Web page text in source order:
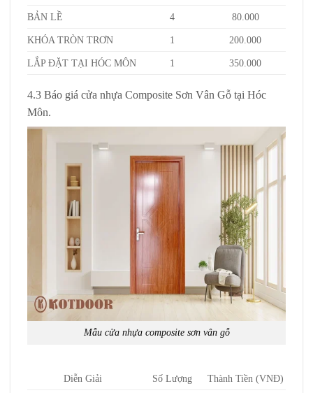
BẢN LỀ 4 80.000
KHÓA TRÒN TRƠN 1 200.000
LẮP ĐẶT TẠI HÓC MÔN 1 350.000
4.3 Báo giá cửa nhựa Composite Sơn Vân Gỗ tại Hóc
Môn.
Mẫu cửa nhựa composite sơn vân gỗ
Diễn Giải Số Lượng Thành Tiền (VNĐ)